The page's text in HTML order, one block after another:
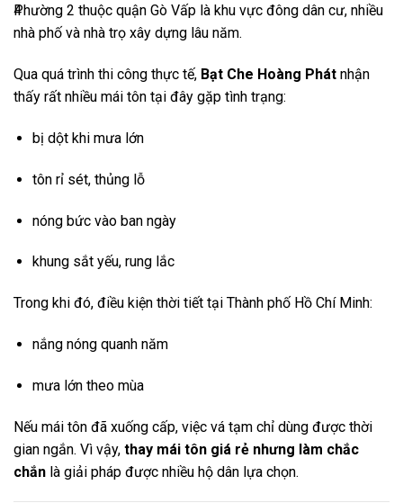
4
Phường 2 thuộc quận Gò Vấp là khu vực đông dân cư, nhiều
nhà phố và nhà trọ xây dựng lâu năm.
Qua quá trình thi công thực tế, Bạt Che Hoàng Phát nhận
thấy rất nhiều mái tôn tại đây gặp tình trạng:
bị dột khi mưa lớn
tôn rỉ sét, thủng lỗ
nóng bức vào ban ngày
khung sắt yếu, rung lắc
Trong khi đó, điều kiện thời tiết tại Thành phố Hồ Chí Minh:
nắng nóng quanh năm
mưa lớn theo mùa
Nếu mái tôn đã xuống cấp, việc vá tạm chỉ dùng được thời
gian ngắn. Vì vậy, thay mái tôn giá rẻ nhưng làm chắc
chắn là giải pháp được nhiều hộ dân lựa chọn.